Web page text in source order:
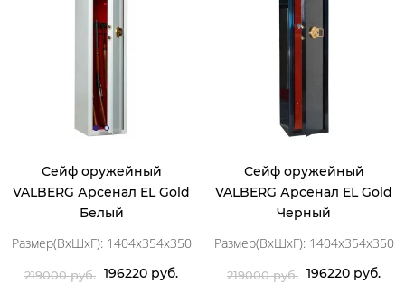
Сейф оружейный
VALBERG Арсенал EL Gold
Белый
Размер(ВхШхГ): 1404x354x350
219000 руб. 196220 руб.
Сейф оружейный
VALBERG Арсенал EL Gold
Черный
Размер(ВхШхГ): 1404x354x350
219000 руб. 196220 руб.